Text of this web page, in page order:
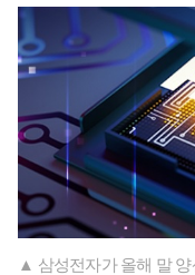
▲ 삼성전자가 올해 말